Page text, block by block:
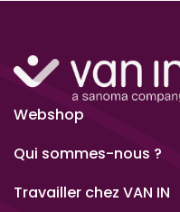
Webshop
Qui sommes-nous ?
Travailler chez VAN IN